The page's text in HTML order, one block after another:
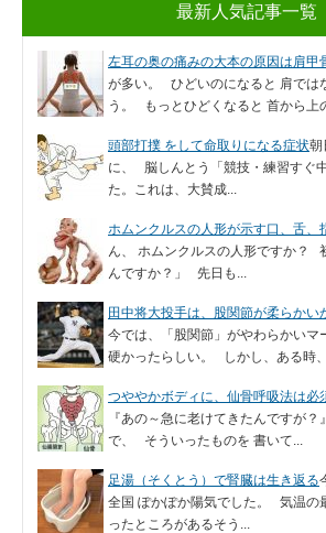
最新人気記事一覧
左耳の奥の痛みの大本の原因は肩甲
が多い。 ひどいのになると 肩では
う。 もっとひどくなると 首から上
頭部打撲 をして命取りになる症状朝
に、 脳しんとう「競技・練習すぐ
た。これは、大賛成...
ホムンクルスの人形が示す口、舌、
ん、 ホムンクルスの人形ですか？
んですか？」 先日も...
田中将大投手は、股関節が柔らかい
今では、「股関節」がやわらかいマ
硬かったらしい。 しかし、ある時、
つややかボディに、仙骨呼吸法は必
『あの～急に老けてきたんですが
で、 そういったものを 書いて...
足湯（そくとう）で腎臓は生き返る
全国 ぽかぽか陽気でした。 気温の
ったところがあるそう...